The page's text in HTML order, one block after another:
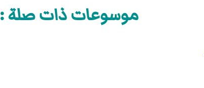
موسوعات ذات صلة :